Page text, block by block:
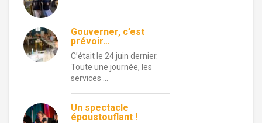
Gouverner, c’est
prévoir…
C’était le 24 juin dernier.
Toute une journée, les
services …
Un spectacle
époustouflant !